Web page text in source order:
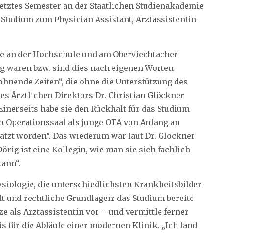
Semester an der Staatlichen Studienakademie
zum Physician Assistant, Arztassistentin
an der Hochschule und am Oberviechtacher
waren bzw. sind dies nach eigenen Worten
Zeiten“, die ohne die Unterstützung des
Ärztlichen Direktors Dr. Christian Glöckner
habe sie den Rückhalt für das Studium
als junge OTA von Anfang an
worden“. Das wiederum war laut Dr. Glöckner
ist eine Kollegin, wie man sie sich fachlich
die unterschiedlichsten Krankheitsbilder
und rechtliche Grundlagen: das Studium bereite
als Arztassistentin vor – und vermittle ferner
für die Abläufe einer modernen Klinik. „Ich fand